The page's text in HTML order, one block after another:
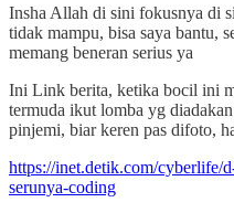
Insha Allah di sini fokusnya di
tidak mampu, bisa saya bantu,
memang beneran serius ya
Ini Link berita, ketika bocil ini
termuda ikut lomba yg
pinjemi, biar keren pas difoto,
https://inet.detik.com/cyberlife/
serunya-coding